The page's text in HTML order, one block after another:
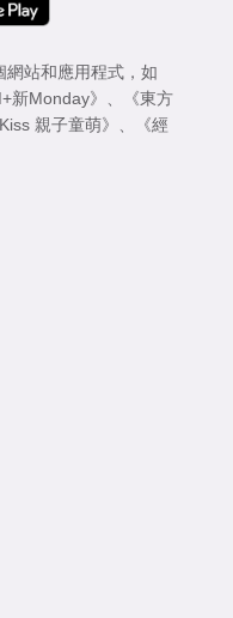
網站和應用程式，如
新Monday》 、
《東方
親子童萌》 、
《經